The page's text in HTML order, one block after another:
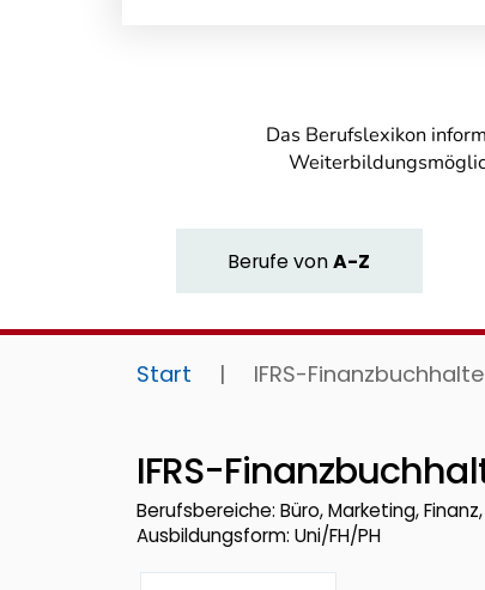
Das Berufslexikon
BerufevonA-Z
Start | IFRS-
IFRS-
Berufsbereiche: Büro, Marketing,
Ausbildungsform: Uni/FH/PH